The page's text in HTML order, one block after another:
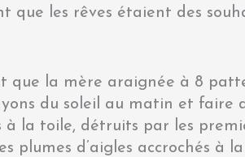
que les rêves étaient des
que la mère araignée à 8
du soleil au matin et faire
à la toile, détruits par les
plumes d’aigles accrochés